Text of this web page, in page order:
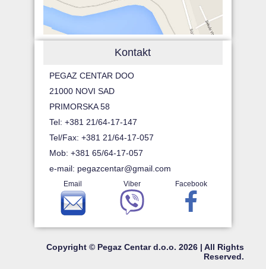
Kontakt
PEGAZ CENTAR DOO
21000 NOVI SAD
PRIMORSKA 58
Tel: +381 21/64-17-147
Tel/Fax: +381 21/64-17-057
Mob: +381 65/64-17-057
e-mail: pegazcentar@gmail.com
Email Viber Facebook
Copyright © Pegaz Centar d.o.o. 2026 | All Rights
Reserved.